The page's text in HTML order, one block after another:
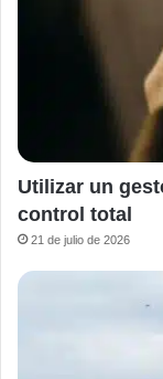
Utilizar un
control total
21 de julio de 2026